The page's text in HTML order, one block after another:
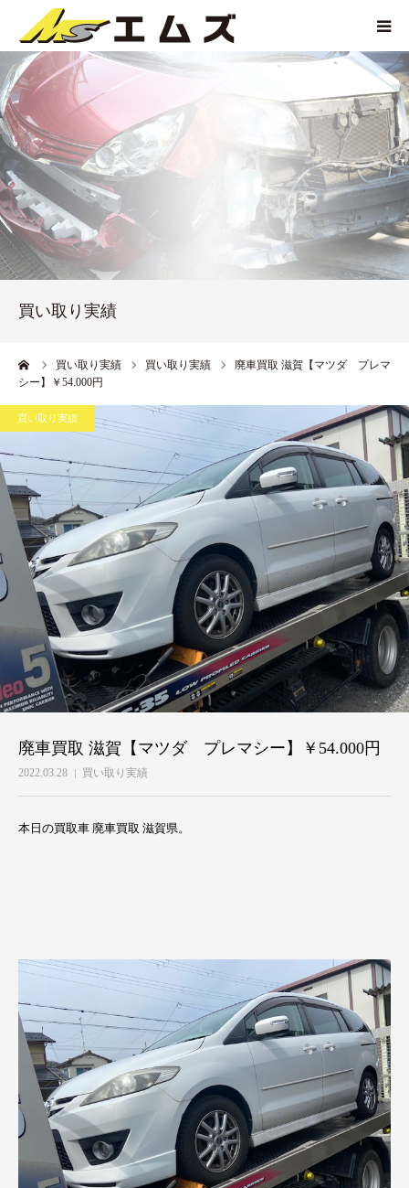
買い取り実績
買い取り実績 買い取り実績
廃車買取 滋賀【マツダ プレマ
シー】￥54.000円
買い取り実績
廃車買取 滋賀【マツダ プレマシー】￥54.000円
2022.03.28 買い取り実績
本日の買取車 廃車買取 滋賀県。
HOME
企業紹介
サービス紹介
お問い合わせ